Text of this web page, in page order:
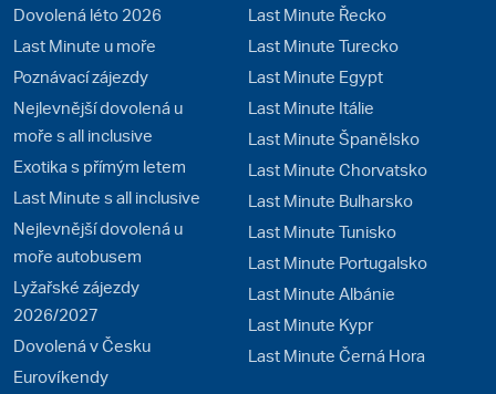
Dovolená léto 2026
Last Minute u moře
Poznávací zájezdy
Nejlevnější dovolená u
moře s all inclusive
Exotika s přímým letem
Last Minute s all inclusive
Nejlevnější dovolená u
moře autobusem
Lyžařské zájezdy
2026/2027
Dovolená v Česku
Eurovíkendy
Last Minute Řecko
Last Minute Turecko
Last Minute Egypt
Last Minute Itálie
Last Minute Španělsko
Last Minute Chorvatsko
Last Minute Bulharsko
Last Minute Tunisko
Last Minute Portugalsko
Last Minute Albánie
Last Minute Kypr
Last Minute Černá Hora